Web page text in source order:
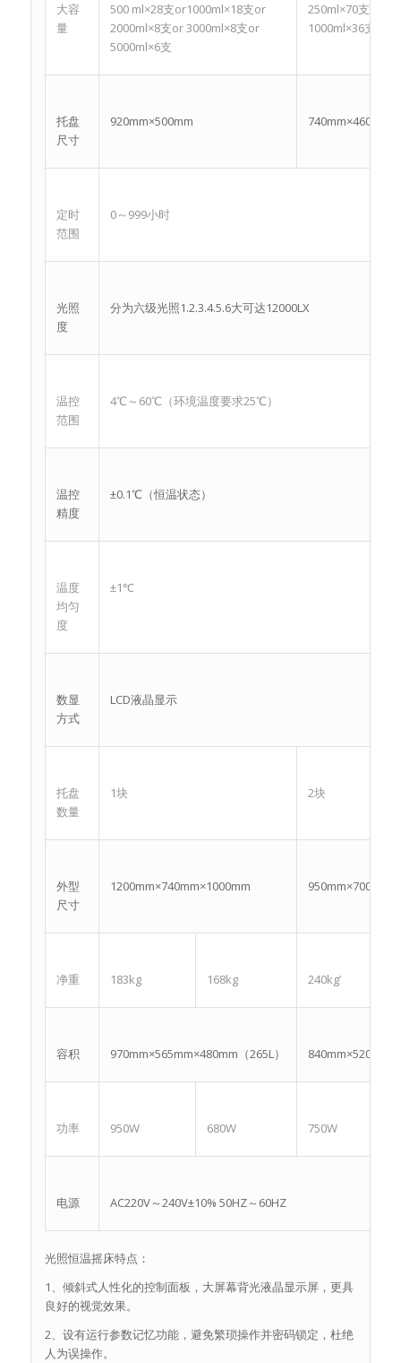
大容
量
500 ml×28支or1000ml×18支or
2000ml×8支or 3000ml×8支or
5000ml×6支
250ml×70支 or
1000ml×36支
托盘
尺寸
920mm×500mm 740mm×460mm
定时
范围
0～999小时
光照
度
分为六级光照1.2.3.4.5.6大可达12000LX
温控
范围
4℃～60℃（环境温度要求25℃）
温控
精度
±0.1℃（恒温状态）
温度
均匀
度
±1℃
数显
方式
LCD液晶显示
托盘
数量
1块 2块
外型
尺寸
1200mm×740mm×1000mm
净重 183kg 168kg 240kg’
容积 970mm×565mm×480mm（265L）
功率 950W 680W 750W
电源 AC220V～240V±10% 50HZ～60HZ
光照恒温摇床特点：
1、倾斜式人性化的控制面板，大屏幕背光液晶显示屏，更具
良好的视觉效果。
2、设有运行参数记忆功能，避免繁琐操作并密码锁定，杜绝
人为误操作。